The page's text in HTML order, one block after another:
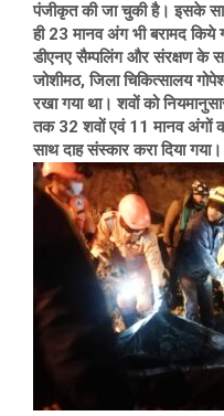
पंजीकृत की जा चुकी है। इसके
ही 23 मानव अंग भी बरामद किये
डीएनए सैम्पलिंग और संरक्षण के
जोशीमठ, जिला चिकित्सालय
रखा गया था। शवों को
तक 32 शवों एवं 11 मानव अंगों का
साथ दाह संस्कार करा दिया गया।